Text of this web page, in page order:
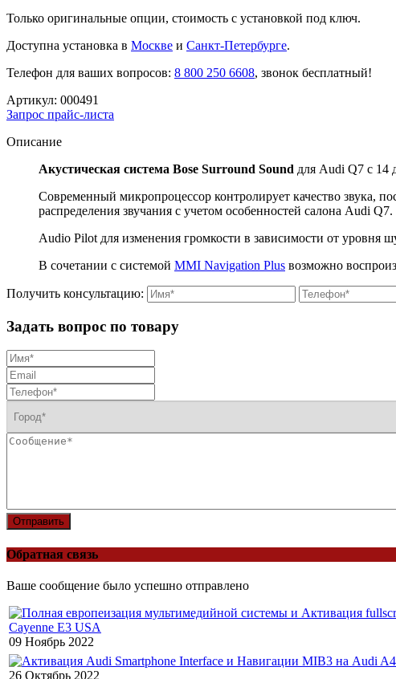
Только оригинальные опции, стоимость с установкой под ключ.
Доступна установка в Москве и Санкт-Петербурге.
Телефон для ваших вопросов: 8 800 250 6608, звонок бесплатный!
Артикул: 000491
Запрос прайс-листа
Описание
Акустическая система Bose Surround Sound для Audi Q7 с 14
Современный микропроцессор контролирует качество звука,
распределения звучания с учетом особенностей салона Audi Q7.
Audio Pilot для изменения громкости в зависимости от уровня
В сочетании с системой MMI Navigation Plus возможно
Получить консультацию:
Задать вопрос по товару
Отправить
Обратная связь
Ваше сообщение было успешно отправлено
Cayenne E3 USA
09 Ноябрь 2022
26 Октябрь 2022